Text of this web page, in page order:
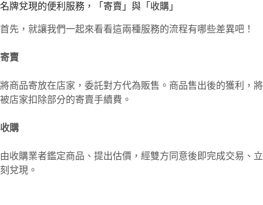
名牌兌現的便利服務，「寄賣」與「收購」
首先，就讓我們一起來看看這兩種服務的流程有哪些差異吧！
寄賣
將商品寄放在店家，委託對方代為販售。商品售出後的獲利，將
被店家扣除部分的寄賣手續費。
收購
由收購業者鑑定商品、提出估價，經雙方同意後即完成交易、立
刻兌現。